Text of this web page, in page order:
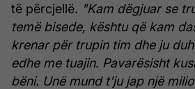
të përcjellë. "Kam dëgjuar se
temë bisede, kështu që kam
krenar për trupin tim dhe ju
edhe me tuajin. Pavarësisht
bëni. Unë mund t'ju jap një